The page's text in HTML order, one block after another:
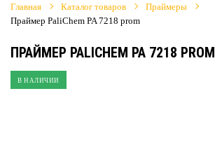
Главная Каталог товаров
Праймеры
Праймер PaliChem PA 7218 prom
ПРАЙМЕР PALICHEM PA 7218 PROM
В НАЛИЧИИ